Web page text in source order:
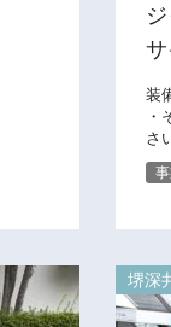
サ
装
・
さ
堺深